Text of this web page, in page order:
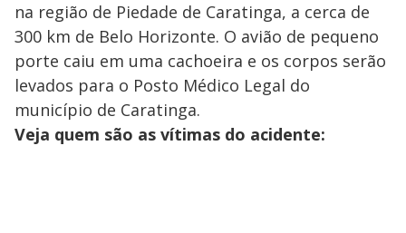
na região de Piedade de Caratinga, a cerca de
300 km de Belo Horizonte. O avião de pequeno
porte caiu em uma cachoeira e os corpos serão
levados para o Posto Médico Legal do
município de Caratinga.
Veja quem são as vítimas do acidente: